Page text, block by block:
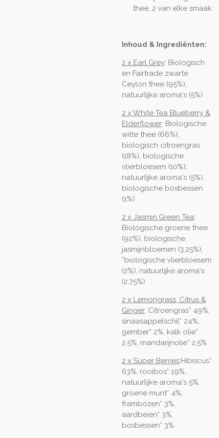
thee, 2 van elke smaak.
Inhoud & Ingrediënten:
2 x Earl Grey: Biologisch
en Fairtrade zwarte
Ceylon thee (95%),
natuurlijke aroma's (5%)
2 x White Tea Blueberry &
Elderflower: Biologische
witte thee (66%),
biologisch citroengras
(18%), biologische
vlierbloesem (10%),
natuurlijke aroma's (5%),
biologische bosbessen
(1%)
2 x Jasmin Green Tea:
Biologische groene thee
(92%), biologische
jasmijnbloemen (3.25%),
*biologische vlierbloesem
(2%), natuurlijke aroma's
(2.75%)
2 x Lemongrass, Citrus &
Ginger: Citroengras* 49%,
sinaasappelschil* 24%,
gember* 2%, kalk olie*
2,5%, mandarijnolie* 2,5%
2 x Super Berries:Hibiscus*
63%, rooibos* 19%,
natuurlijke aroma's 5%,
groene munt* 4%,
frambozen* 3%,
aardbeien* 3%,
bosbessen* 3%